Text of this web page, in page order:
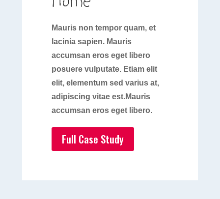
Mauris non tempor quam, et
lacinia sapien. Mauris
accumsan eros eget libero
posuere vulputate. Etiam elit
elit, elementum sed varius at,
adipiscing vitae est.Mauris
accumsan eros eget libero.
Full Case Study